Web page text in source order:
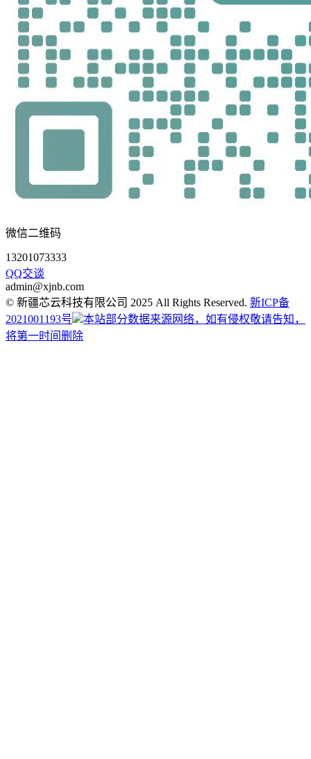
微信二维码
13201073333
QQ交谈
admin@xjnb.com
© 新疆芯云科技有限公司 2025 All Rights Reserved. 新ICP备
2021001193号
本站部分数据来源网络，如有侵权敬请告知，
将第一时间删除